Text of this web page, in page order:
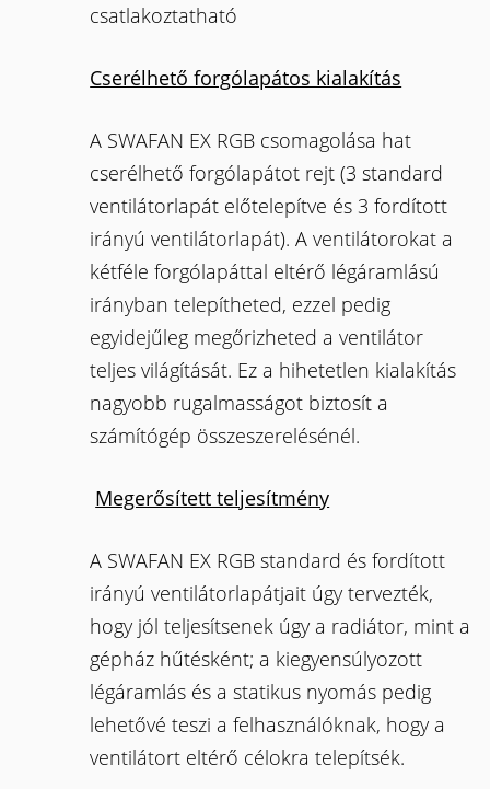
csatlakoztatható
Cserélhető forgólapátos kialakítás
A SWAFAN EX RGB csomagolása hat
cserélhető forgólapátot rejt (3 standard
ventilátorlapát előtelepítve és 3 fordított
irányú ventilátorlapát). A ventilátorokat a
kétféle forgólapáttal eltérő légáramlású
irányban telepítheted, ezzel pedig
egyidejűleg megőrizheted a ventilátor
teljes világítását. Ez a hihetetlen kialakítás
nagyobb rugalmasságot biztosít a
számítógép összeszerelésénél.
Megerősített teljesítmény
A SWAFAN EX RGB standard és fordított
irányú ventilátorlapátjait úgy tervezték,
hogy jól teljesítsenek úgy a radiátor, mint a
gépház hűtésként; a kiegyensúlyozott
légáramlás és a statikus nyomás pedig
lehetővé teszi a felhasználóknak, hogy a
ventilátort eltérő célokra telepítsék.